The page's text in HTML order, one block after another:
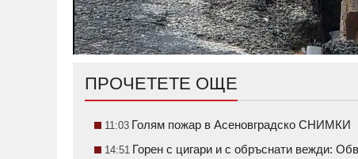
ПРОЧЕТЕТЕ ОЩЕ
11:03 Голям пожар в Асеновградско СНИМКИ
14:51 Горен с цигари и с обръснати вежди: